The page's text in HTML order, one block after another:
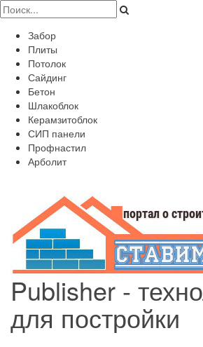
Забор
Плиты
Потолок
Сайдинг
Бетон
Шлакоблок
Керамзитоблок
СИП панели
Профнастил
Арболит
Publisher -
для постройки